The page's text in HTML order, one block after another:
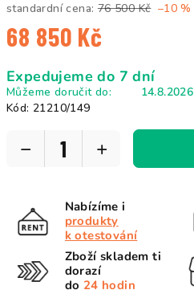
standardní cena: 76 500 Kč –10 %
68 850 Kč
cena:
Expedujeme do 7 dní
Můžeme doručit do: 14.8.2026
Kód: 21210/149
+
−
Nabízíme i
produkty
k otestování
Zboží skladem ti
dorazí
do 24 hodin